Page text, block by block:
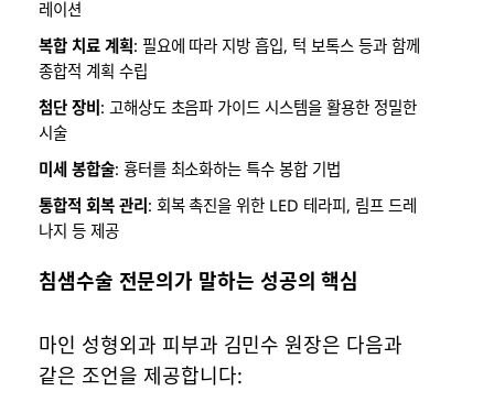
레이션
복합 치료 계획: 필요에 따라 지방 흡입, 턱 보톡스 등과 함께
종합적 계획 수립
첨단 장비: 고해상도 초음파 가이드 시스템을 활용한 정밀한
시술
미세 봉합술: 흉터를 최소화하는 특수 봉합 기법
통합적 회복 관리: 회복 촉진을 위한 LED 테라피, 림프 드레
나지 등 제공
침샘수술 전문의가 말하는 성공의 핵심
마인 성형외과 피부과 김민수 원장은 다음과
같은 조언을 제공합니다: